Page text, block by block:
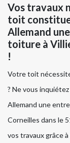
Vos travaux
toit
Allemand
toiture à
!
Votre toit
? Ne vous
Allemand une
Corneilles dans le
vos travaux grâce